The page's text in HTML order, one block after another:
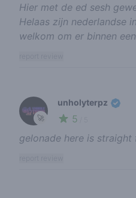
Hier met de ed sesh
Helaas zijn nederlandse
welkom om er binnen
🚀
unholyterpz
5
gelonade here is straight